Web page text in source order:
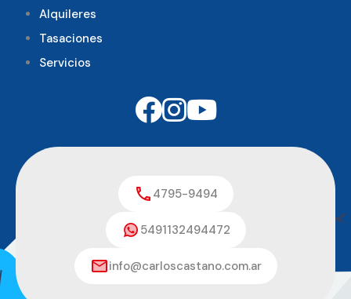
Alquileres
Tasaciones
Servicios
4795-9494
5491132494472
info@carloscastano.com.ar